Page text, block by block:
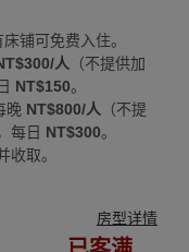
铺可免费入住。
人 （不提供加
NT$150。
晚 NT$800/人 （不提
每日 NT$300。
收取。
房型详情